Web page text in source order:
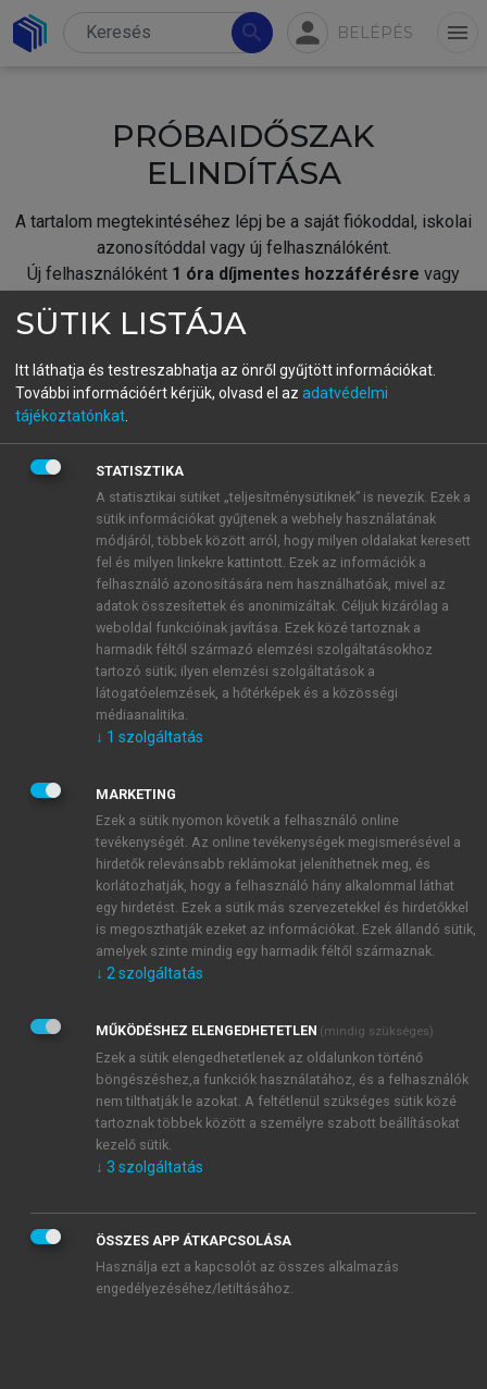
search person BELÉPÉS menu
PRÓBAIDŐSZAK
ELINDÍTÁSA
A tartalom megtekintéséhez lépj be a saját fiókoddal, iskolai
azonosítóddal vagy új felhasználóként.
Új felhasználóként 1 óra díjmentes hozzáférésre vagy
fiókoddal,vagy hozz létre új fiókot.
A regisztráció után apróbaidőszakautomatikusan
BELÉPÉS SAJÁT FIÓKKAL
ÚJ FIÓK LÉTREHOZÁSA
1 óra díjmentes hozzáférés
E-MAIL-CÍM
JELSZÓ
JELSZÓ ÚJRA
Kérek értesítést a MeRSZ újdonságairól, akcióiról.
Kérek értesítést az Akadémiai Kiadó Zrt. újdonságairól,
Adatkezelési tájékoztatóbanfoglaltakat tudomásul
veszem és elfogadom.
Általános vásárlási feltételeket, valamint a szotar.netés a
mersz.huoldalak licencszerződéseiben foglaltakat
tudomásul veszem és elfogadom.
KIPRÓBÁLOM
SÜTIK LISTÁJA
Itt láthatja és testreszabhatja az önről gyűjtött információkat.
További információért kérjük, olvasd el az adatvédelmi
tájékoztatónkat
STATISZTIKA
A statisztikai sütiket „teljesítménysütiknek” is nevezik. Ezek a
sütik információkat gyűjtenek a webhely használatának
módjáról, többek között arról, hogy milyen oldalakat keresett
fel és milyen linkekre kattintott. Ezek az információk a
felhasználó azonosítására nem használhatóak, mivel az
adatok összesítettek és anonimizáltak. Céljuk kizárólag a
weboldal funkcióinak javítása. Ezek közé tartoznak a
harmadik féltől származó elemzési szolgáltatásokhoz
tartozó sütik; ilyen elemzési szolgáltatások a
látogatóelemzések, a hőtérképek és a közösségi
médiaanalitika.
↓ 1 szolgáltatás
MARKETING
Ezek a sütik nyomon követik a felhasználó online
tevékenységét. Az online tevékenységek megismerésével a
hirdetők relevánsabb reklámokat jeleníthetnek meg, és
korlátozhatják, hogy a felhasználó hány alkalommal láthat
egy hirdetést. Ezek a sütik más szervezetekkel és hirdetőkkel
is megoszthatják ezeket az információkat. Ezek állandó sütik,
amelyek szinte mindig egy harmadik féltől származnak.
↓ 2 szolgáltatás
MŰKÖDÉSHEZ ELENGEDHETETLEN (mindig szükséges)
Ezek a sütik elengedhetetlenek az oldalunkon történő
böngészéshez,a funkciók használatához, és a felhasználók
nem tilthatják le azokat. A feltétlenül szükséges sütik közé
tartoznak többek között a személyre szabott beállításokat
kezelő sütik.
↓ 3 szolgáltatás
ÖSSZES APP ÁTKAPCSOLÁSA
Használja ezt a kapcsolót az összes alkalmazás
engedélyezéséhez/letiltásához.